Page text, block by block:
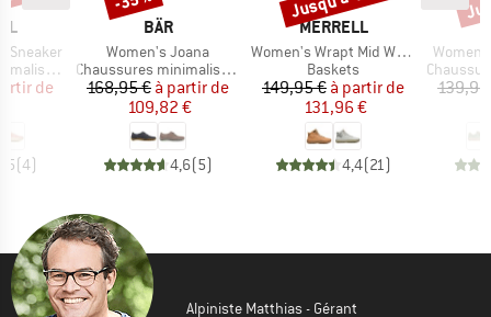
Sneaker
réduit
de
(4)
MARQUE
BÄR
Article
Women's Joana
Product group
Chaussures minimalistes
Prix
168,95 € Prix réduit
à partir de
109,82 €
4,6(5)
MARQUE
MERRELL
Article
Women's Wrapt Mid Waterproof
Product group
Baskets
Prix
149,95 € Prix réduit
à partir de
131,96 €
4,4(21)
Article
Product
Alpiniste Matthias - Gérant